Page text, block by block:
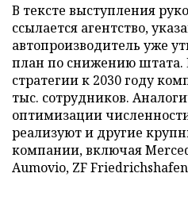
В тексте выступления
ссылается агентство,
автопроизводитель уже
план по снижению штата.
стратегии к 2030 году
тыс. сотрудников.
оптимизации
реализуют и другие
компании, включая
Aumovio, ZF